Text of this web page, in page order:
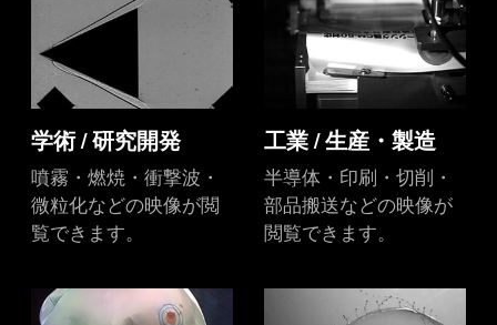
学術 / 研究開発
噴霧・燃焼・衝撃波・
微粒化などの映像が閲
覧できます。
工業 / 生産・製造
半導体・印刷・切削・
部品搬送などの映像が
閲覧できます。